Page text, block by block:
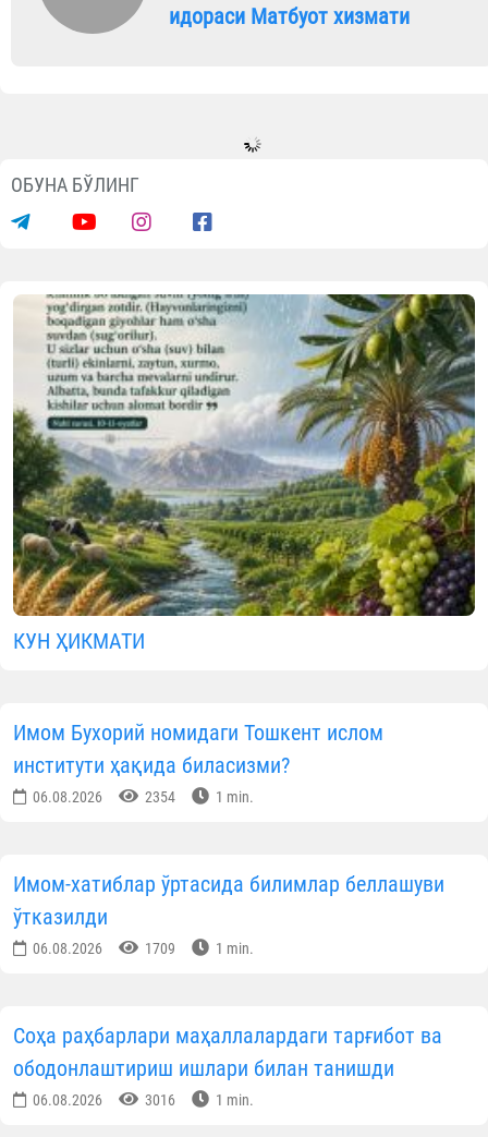
идораси Матбуот хизмати
ОБУНА БЎЛИНГ
КУН ҲИКМАТИ
Имом Бухорий номидаги Тошкент ислом
институти ҳақида биласизми?
06.08.2026 2354 1 min.
Имом-хатиблар ўртасида билимлар беллашуви
ўтказилди
06.08.2026 1709 1 min.
Соҳа раҳбарлари маҳаллалардаги тарғибот ва
ободонлаштириш ишлари билан танишди
06.08.2026 3016 1 min.